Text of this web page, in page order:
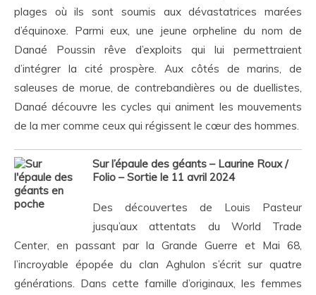
plages où ils sont soumis aux dévastatrices marées
d’équinoxe. Parmi eux, une jeune orpheline du nom de
Danaé Poussin rêve d’exploits qui lui permettraient
d’intégrer la cité prospère. Aux côtés de marins, de
saleuses de morue, de contrebandières ou de duellistes,
Danaé découvre les cycles qui animent les mouvements
de la mer comme ceux qui régissent le cœur des hommes.
Sur l’épaule des géants – Laurine Roux /
Folio – Sortie le 11 avril 2024
Des découvertes de Louis Pasteur
jusqu’aux attentats du World Trade
Center, en passant par la Grande Guerre et Mai 68,
l’incroyable épopée du clan Aghulon s’écrit sur quatre
générations. Dans cette famille d’originaux, les femmes